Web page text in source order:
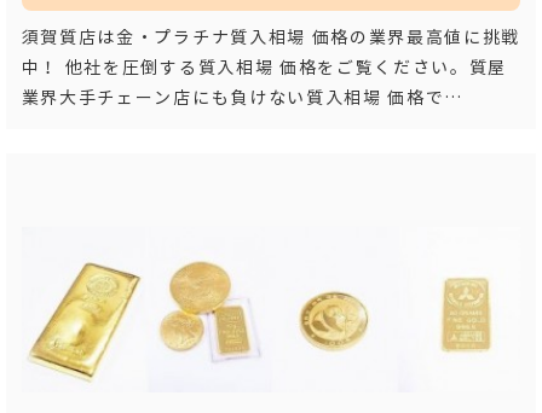
須賀質店は金・プラチナ質入相場 価格の業界最高値に挑戦
中！ 他社を圧倒する質入相場 価格をご覧ください。質屋
業界大手チェーン店にも負けない質入相場 価格で